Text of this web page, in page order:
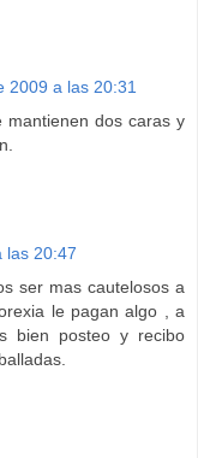
2009 a las 20:31
mantienen dos caras y
las 20:47
ser mas cautelosos a
le pagan algo , a
bien posteo y recibo